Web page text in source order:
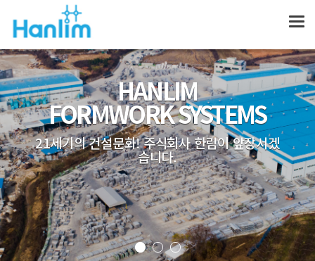
HANLIM
FORMWORK SYSTEMS
21세기의 건설문화! 주식회사 한림이 앞장서겠
습니다.